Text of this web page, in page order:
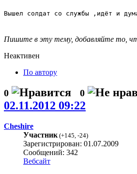
Вышел солдат со службы ,идёт и
Пишите в эту тему, добавляйте то,
Неактивен
По автору
0 0
02.11.2012 09:22
Cheshire
Участник(+145, -24)
Зарегистрирован: 01.07.2009
Сообщений: 342
Вебсайт